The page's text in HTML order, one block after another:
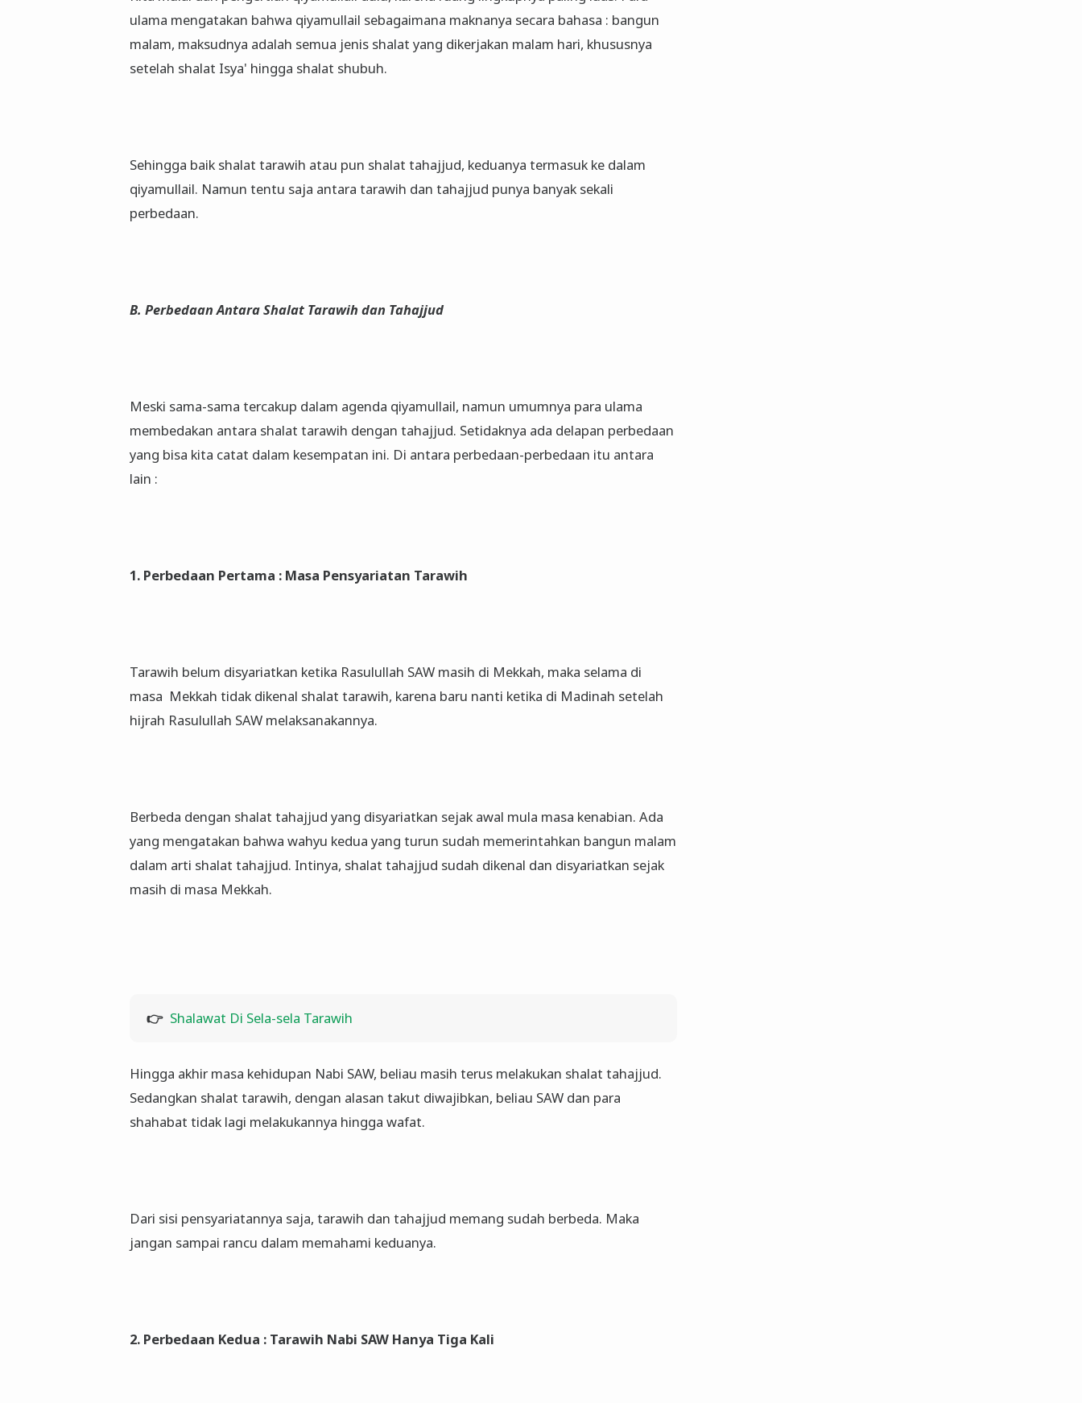
ulama mengatakan bahwa qiyamullail sebagaimana maknanya secara bahasa : bangun
malam, maksudnya adalah semua jenis shalat yang dikerjakan malam hari, khususnya
setelah shalat Isya' hingga shalat shubuh.
Sehingga baik shalat tarawih atau pun shalat tahajjud, keduanya termasuk ke dalam
qiyamullail. Namun tentu saja antara tarawih dan tahajjud punya banyak sekali
perbedaan.
B. Perbedaan Antara Shalat Tarawih dan Tahajjud
Meski sama-sama tercakup dalam agenda qiyamullail, namun umumnya para ulama
membedakan antara shalat tarawih dengan tahajjud. Setidaknya ada delapan perbedaan
yang bisa kita catat dalam kesempatan ini. Di antara perbedaan-perbedaan itu antara
lain :
1. Perbedaan Pertama : Masa Pensyariatan Tarawih
Tarawih belum disyariatkan ketika Rasulullah SAW masih di Mekkah, maka selama di
masa Mekkah tidak dikenal shalat tarawih, karena baru nanti ketika di Madinah setelah
hijrah Rasulullah SAW melaksanakannya.
Berbeda dengan shalat tahajjud yang disyariatkan sejak awal mula masa kenabian. Ada
yang mengatakan bahwa wahyu kedua yang turun sudah memerintahkan bangun malam
dalam arti shalat tahajjud. Intinya, shalat tahajjud sudah dikenal dan disyariatkan sejak
masih di masa Mekkah.
👉 Shalawat Di Sela-sela Tarawih
Hingga akhir masa kehidupan Nabi SAW, beliau masih terus melakukan shalat tahajjud.
Sedangkan shalat tarawih, dengan alasan takut diwajibkan, beliau SAW dan para
shahabat tidak lagi melakukannya hingga wafat.
Dari sisi pensyariatannya saja, tarawih dan tahajjud memang sudah berbeda. Maka
jangan sampai rancu dalam memahami keduanya.
2. Perbedaan Kedua : Tarawih Nabi SAW Hanya Tiga Kali